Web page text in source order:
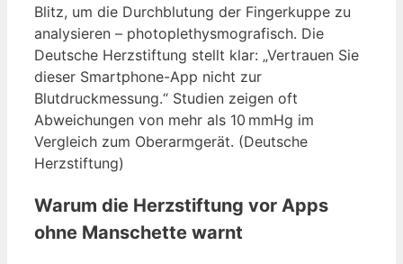
Blitz, um die Durchblutung der Fingerkuppe zu
analysieren – photoplethysmografisch. Die
Deutsche Herzstiftung stellt klar: „Vertrauen Sie
dieser Smartphone-App nicht zur
Blutdruckmessung.“ Studien zeigen oft
Abweichungen von mehr als 10 mmHg im
Vergleich zum Oberarmgerät. (Deutsche
Herzstiftung)
Warum die Herzstiftung vor Apps
ohne Manschette warnt